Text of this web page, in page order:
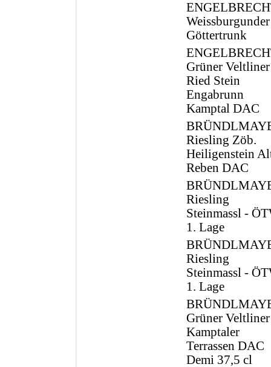
Weissburgunder
Göttertrunk
Grüner
Ried Stein
Engabrunn
Kamptal DAC
Riesling Zöb.
Heiligenstein
Reben DAC
Riesling
Steinmassl -
1. Lage
Riesling
Steinmassl -
1. Lage
Grüner Veltliner
Kamptaler
Terrassen DAC
Demi 37,5 cl